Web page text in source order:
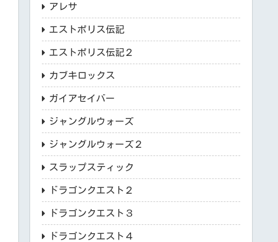
アレサ
エストポリス伝記
エストポリス伝記２
カブキロックス
ガイアセイバー
ジャングルウォーズ
ジャングルウォーズ２
スラップスティック
ドラゴンクエスト２
ドラゴンクエスト３
ドラゴンクエスト４